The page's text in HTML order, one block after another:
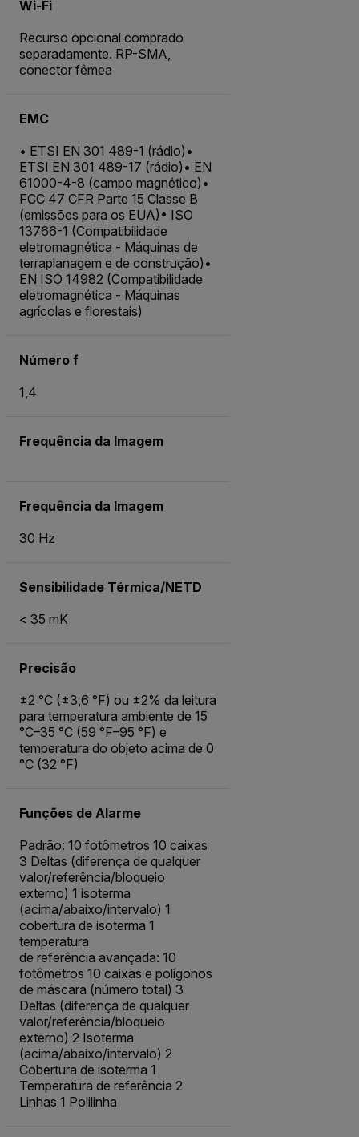
Wi-Fi
Recurso opcional comprado
separadamente. RP-SMA,
conector fêmea
EMC
• ETSI EN 301 489-1 (rádio)•
ETSI EN 301 489-17 (rádio)• EN
61000-4-8 (campo magnético)•
FCC 47 CFR Parte 15 Classe B
(emissões para os EUA)• ISO
13766-1 (Compatibilidade
eletromagnética - Máquinas de
terraplanagem e de construção)•
EN ISO 14982 (Compatibilidade
eletromagnética - Máquinas
agrícolas e florestais)
Número f
1,4
Frequência da Imagem
Frequência da Imagem
30 Hz
Sensibilidade Térmica/NETD
< 35 mK
Precisão
±2 °C (±3,6 °F) ou ±2% da leitura
para temperatura ambiente de 15
°C–35 °C (59 °F–95 °F) e
temperatura do objeto acima de 0
°C (32 °F)
Funções de Alarme
Padrão: 10 fotômetros 10 caixas
3 Deltas (diferença de qualquer
valor/referência/bloqueio
externo) 1 isoterma
(acima/abaixo/intervalo) 1
cobertura de isoterma 1
temperatura
de referência avançada: 10
fotômetros 10 caixas e polígonos
de máscara (número total) 3
Deltas (diferença de qualquer
valor/referência/bloqueio
externo) 2 Isoterma
(acima/abaixo/intervalo) 2
Cobertura de isoterma 1
Temperatura de referência 2
Linhas 1 Polilinha